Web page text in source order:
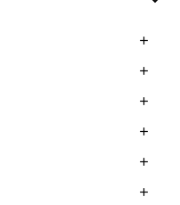





